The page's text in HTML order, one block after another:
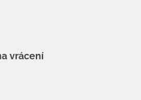
vrácení